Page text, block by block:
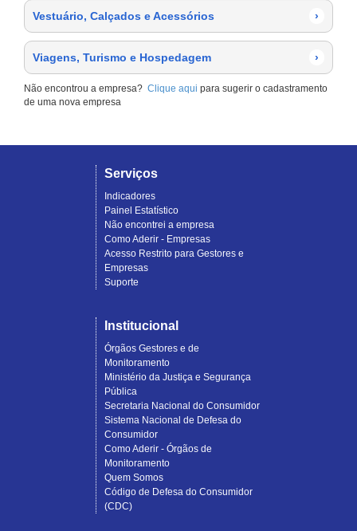
Vestuário, Calçados e Acessórios ›
Viagens, Turismo e Hospedagem ›
Não encontrou a empresa? Clique aqui para sugerir o cadastramento
de uma nova empresa
Serviços
Indicadores
Painel Estatístico
Não encontrei a empresa
Como Aderir - Empresas
Acesso Restrito para Gestores e
Empresas
Suporte
Institucional
Órgãos Gestores e de
Monitoramento
Ministério da Justiça e Segurança
Pública
Secretaria Nacional do Consumidor
Sistema Nacional de Defesa do
Consumidor
Como Aderir - Órgãos de
Monitoramento
Quem Somos
Código de Defesa do Consumidor
(CDC)